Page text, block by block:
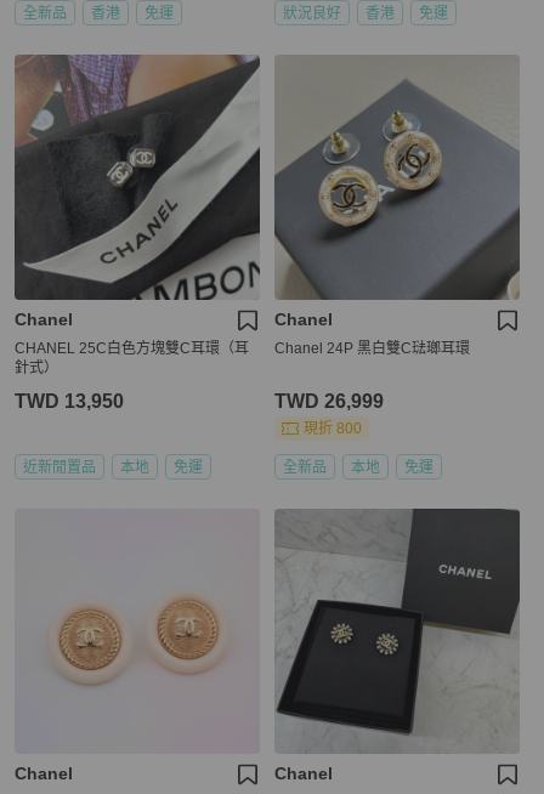
全新品 香港 免運 狀況良好 香港 免運
Chanel
CHANEL 25C白色方塊雙C耳環（耳
針式）
TWD 13,950
近新閒置品 本地 免運
Chanel
Chanel 24P 黑白雙C琺瑯耳環
TWD 26,999
現折 800
全新品 本地 免運
Chanel Chanel